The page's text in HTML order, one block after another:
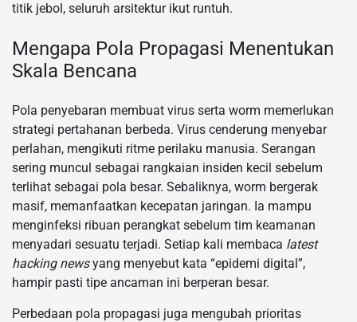
titik jebol, seluruh arsitektur ikut runtuh.
Mengapa Pola Propagasi Menentukan
Skala Bencana
Pola penyebaran membuat virus serta worm memerlukan
strategi pertahanan berbeda. Virus cenderung menyebar
perlahan, mengikuti ritme perilaku manusia. Serangan
sering muncul sebagai rangkaian insiden kecil sebelum
terlihat sebagai pola besar. Sebaliknya, worm bergerak
masif, memanfaatkan kecepatan jaringan. Ia mampu
menginfeksi ribuan perangkat sebelum tim keamanan
menyadari sesuatu terjadi. Setiap kali membaca latest
hacking newsyang menyebut kata “epidemi digital”,
hampir pasti tipe ancaman ini berperan besar.
Perbedaan pola propagasi juga mengubah prioritas